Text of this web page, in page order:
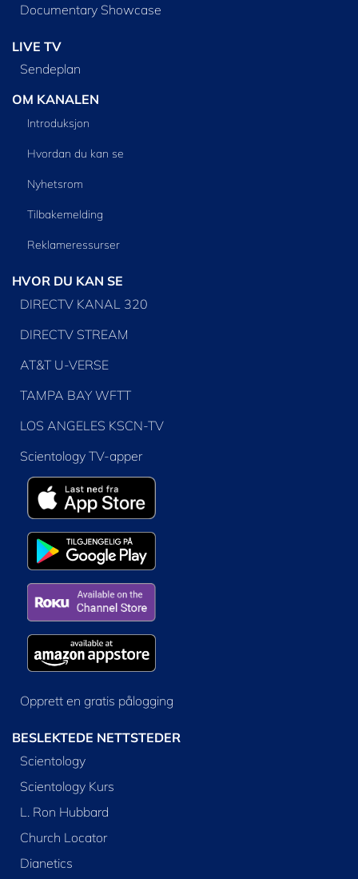
Documentary Showcase
LIVE TV
Sendeplan
OM KANALEN
Introduksjon
Hvordan du kan se
Nyhetsrom
Tilbakemelding
Reklameressurser
HVOR DU KAN SE
DIRECTV KANAL 320
DIRECTV STREAM
AT&T U-VERSE
TAMPA BAY WFTT
LOS ANGELES KSCN-TV
Scientology TV-apper
Opprett en gratis pålogging
BESLEKTEDE NETTSTEDER
Scientology
Scientology Kurs
L. Ron Hubbard
Church Locator
Dianetics